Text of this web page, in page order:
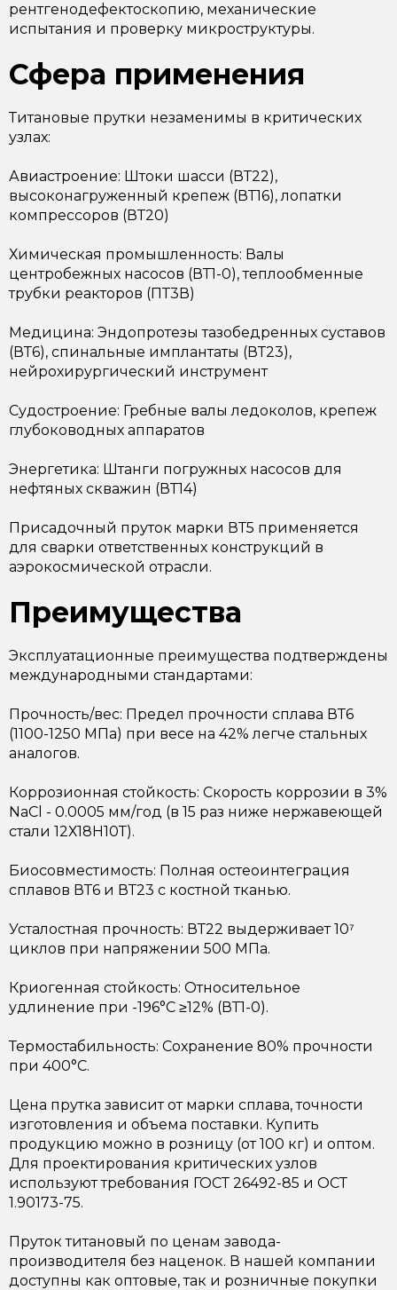
рентгенодефектоскопию, механические
испытания и проверку микроструктуры.
Сфера применения
Титановые прутки незаменимы в критических
узлах:
Авиастроение: Штоки шасси (ВТ22),
высоконагруженный крепеж (ВТ16), лопатки
компрессоров (ВТ20)
Химическая промышленность: Валы
центробежных насосов (ВТ1-0), теплообменные
трубки реакторов (ПТ3В)
Медицина: Эндопротезы тазобедренных суставов
(ВТ6), спинальные имплантаты (ВТ23),
нейрохирургический инструмент
Судостроение: Гребные валы ледоколов, крепеж
глубоководных аппаратов
Энергетика: Штанги погружных насосов для
нефтяных скважин (ВТ14)
Присадочный пруток марки ВТ5 применяется
для сварки ответственных конструкций в
аэрокосмической отрасли.
Преимущества
Эксплуатационные преимущества подтверждены
международными стандартами:
Прочность/вес: Предел прочности сплава ВТ6
(1100-1250 МПа) при весе на 42% легче стальных
аналогов.
Коррозионная стойкость: Скорость коррозии в 3%
NaCl - 0.0005 мм/год (в 15 раз ниже нержавеющей
стали 12Х18Н10Т).
Биосовместимость: Полная остеоинтеграция
сплавов ВТ6 и ВТ23 с костной тканью.
Усталостная прочность: ВТ22 выдерживает 10⁷
циклов при напряжении 500 МПа.
Криогенная стойкость: Относительное
удлинение при -196°C ≥12% (ВТ1-0).
Термостабильность: Сохранение 80% прочности
при 400°C.
Цена прутка зависит от марки сплава, точности
изготовления и объема поставки. Купить
продукцию можно в розницу (от 100 кг) и оптом.
Для проектирования критических узлов
используют требования ГОСТ 26492-85 и ОСТ
1.90173-75.
Пруток титановый по ценам завода-
производителя без наценок. В нашей компании
доступны как оптовые, так и розничные покупки